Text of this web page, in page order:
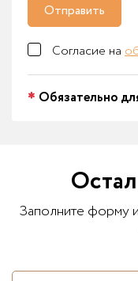
Отправить
Согласие на
Обязательно
Заполните форму